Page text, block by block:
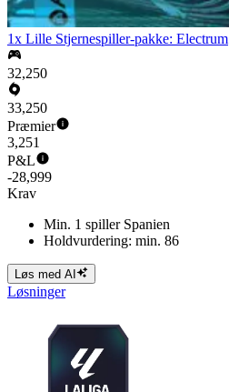
1x Lille Stjernespiller-pakke: Electrum
32,250
33,250
Præmier
3,251
P&L
-28,999
Krav
Min. 1 spiller Spanien
Holdvurdering: min. 86
Løs med AI
Løsninger